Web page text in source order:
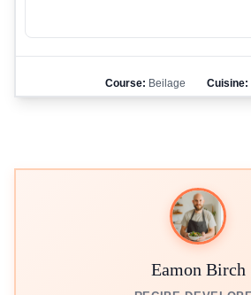
Course: Beilage Cuisine:
Eamon Birch